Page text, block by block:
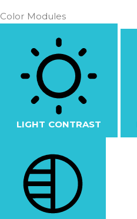
Color Modules
LIGHT CONTRAST